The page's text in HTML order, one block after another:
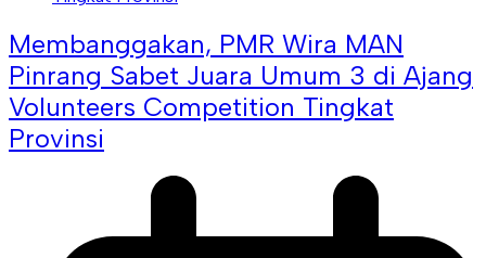
Membanggakan, PMR Wira MAN
Pinrang Sabet Juara Umum 3 di Ajang
Volunteers Competition Tingkat
Provinsi